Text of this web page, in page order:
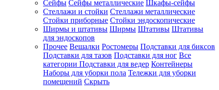
Сейфы Сейфы металлические Шкафы-сейфы
Стеллажи и стойки Стеллажи металлические
Стойки приборные Стойки эндоскопические
Ширмы и штативы Ширмы Штативы Штативы
для эндоскопов
Прочее Вешалки Ростомеры Подставки для биксов
Подставки для тазов Подставки для ног Все
категории Подставки для ведер Контейнеры
Наборы для уборки пола Тележки для уборки
помещений Скрыть